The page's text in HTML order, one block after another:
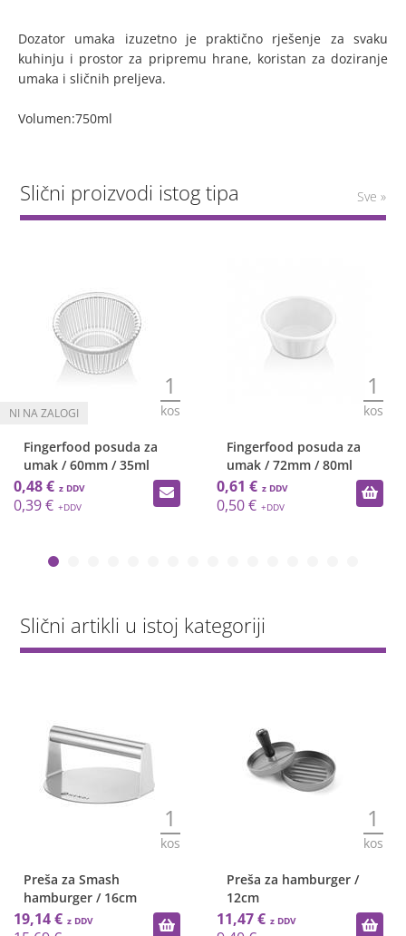
Dozator umaka izuzetno je praktično rješenje za svaku
kuhinju i prostor za pripremu hrane, koristan za doziranje
umaka i sličnih preljeva.
Volumen:750ml
Slični proizvodi istog tipa Sve »
1
kos
Fingerfood posuda za
umak / 60mm / 35ml
0,48 €
0,39 €
1
kos
Fingerfood posuda za
umak / 72mm / 80ml
0,61 €
0,50 €
Slični artikli u istoj kategoriji
1
kos
Preša za Smash
hamburger / 16cm
19,14 €
1
kos
Preša za hamburger /
12cm
11,47 €